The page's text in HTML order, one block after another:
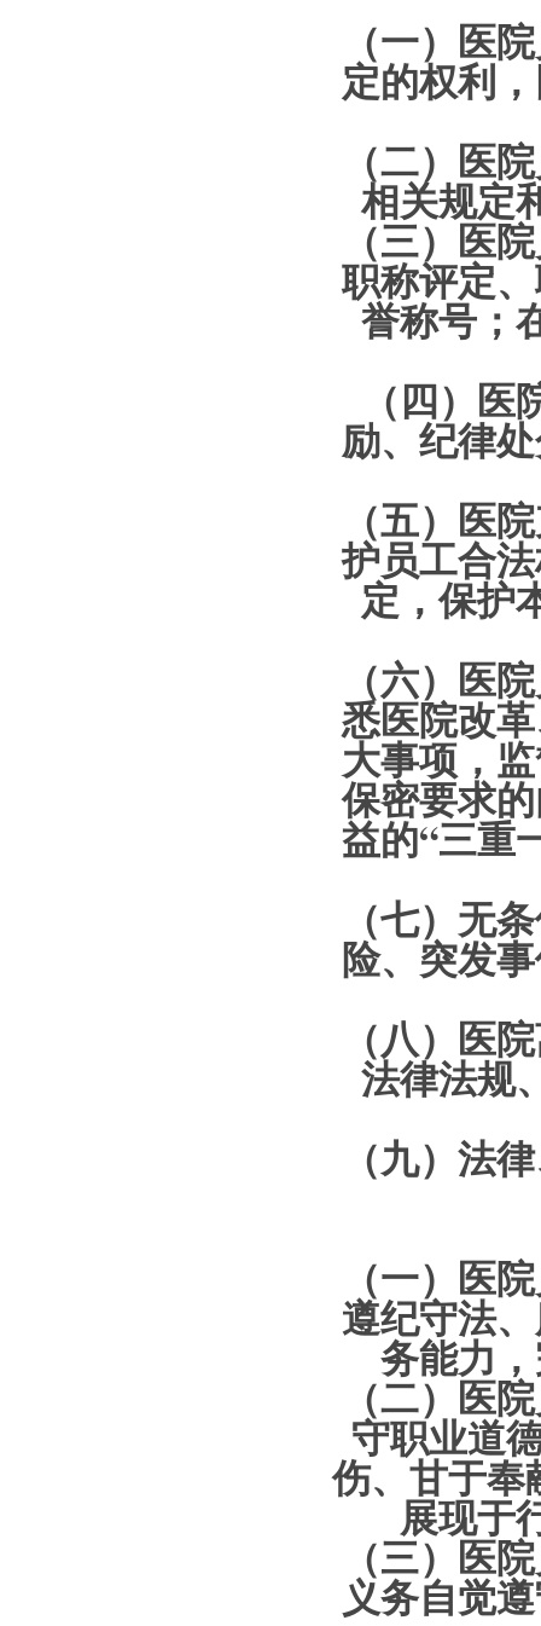
（一）医
定的权利
（二）医
相关规定
（三）医
职称评定
誉称号；
（四）
励、纪律
（五）医
护员工合
定，保护
（六）医
悉医院改
大事项，
保密要求
益的“三重
（七）无
险、突发
（八）医
法律法规
（九）法
（一）医
遵纪守法
务能力
（二）医
守职业道
伤、甘于奉
展现于
（三）医
义务自觉